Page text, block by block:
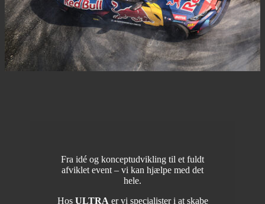
Fra idé og konceptudvikling til et fuldt
afviklet event – vi kan hjælpe med det
hele.
Hos ULTRAer vi specialister i at skabe